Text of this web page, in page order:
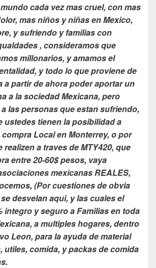
cada vez mas cruel, con mas
mas niños y niñas en Mexico,
y sufriendo y familias con
, consideramos que
millonarios, y amamos el
y todo lo que proviene de
a partir de ahora poder aportar un
a la sociedad Mexicana, pero
las personas que estan sufriendo,
ustedes tienen la posibilidad a
Local en Monterrey, o por
realizen a traves de MTY420, que
entre 20-60$ pesos, vaya
mexicanas REALES,
(Por cuestiones de obvia
desvelan aqui, y las cuales el
integro y seguro a Familias en toda
a multiples hogares, dentro
Leon, para la ayuda de material
utiles, comida, y packas de comida